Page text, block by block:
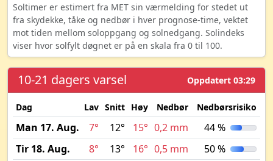
Soltimer er estimert fra MET sin værmelding for stedet ut
fra skydekke, tåke og nedbør i hver prognose-time, vektet
mot tiden mellom soloppgang og solnedgang. Solindeks
viser hvor solfylt døgnet er på en skala fra 0 til 100.
10-21 dagers varsel Oppdatert 03:29
Dag Lav Snitt Høy Nedbør Nedbørsrisiko
Man 17. Aug. 7° 12° 15° 0,2 mm
44 %
Tir 18. Aug.
8° 13° 16° 0,5 mm
50 %